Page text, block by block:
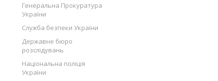
Генеральна Прокуратура
України
Служба безпеки України
Державне бюро
розслідувань
Національна поліція
України